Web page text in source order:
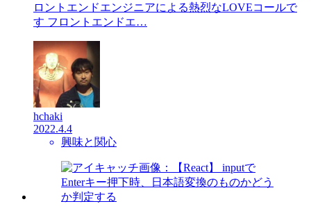
ロントエンドエンジニアによる熱烈なLOVEコールで
す フロントエンドエ…
hchaki
2022.4.4
興味と関心